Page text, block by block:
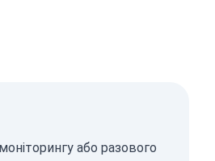
або разового